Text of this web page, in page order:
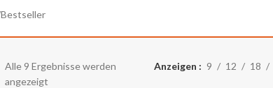
Bestseller
Alle 9 Ergebnisse werden
angezeigt
Anzeigen 9 12 18